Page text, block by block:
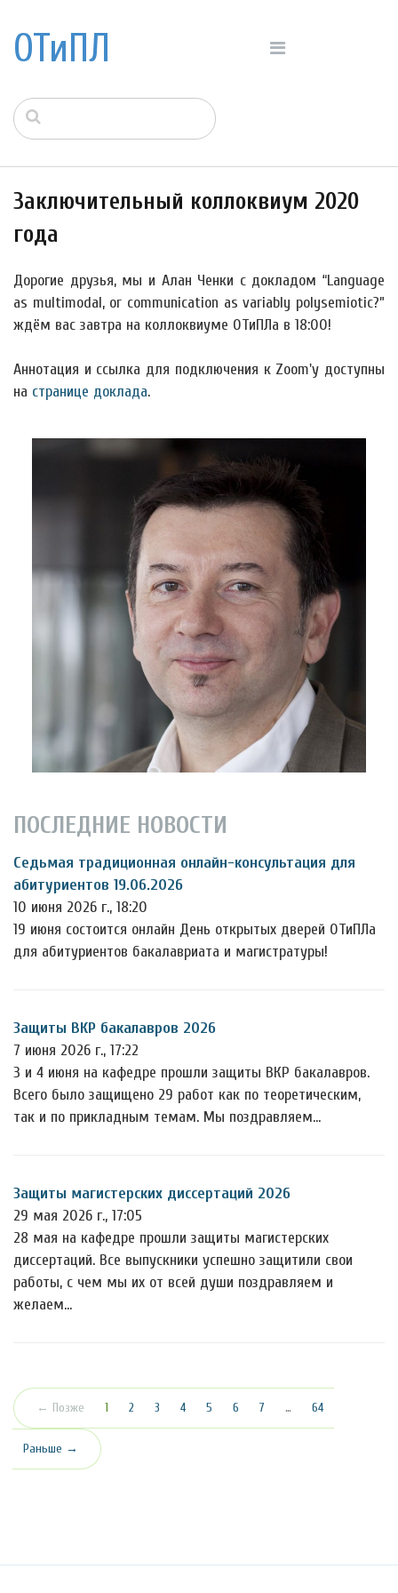
ОТиПЛ
Заключительный коллоквиум 2020
года
Дорогие друзья, мы и Алан Ченки с докладом “Language
as multimodal, or communication as variably polysemiotic?”
ждём вас завтра на коллоквиуме ОТиПЛа в 18:00!
Аннотация и ссылка для подключения к Zoom'у доступны
на странице доклада.
ПОСЛЕДНИЕ НОВОСТИ
Седьмая традиционная онлайн-консультация для
абитуриентов 19.06.2026
10 июня 2026 г., 18:20
19 июня состоится онлайн День открытых дверей ОТиПЛа
для абитуриентов бакалавриата и магистратуры!
Защиты ВКР бакалавров 2026
7 июня 2026 г., 17:22
3 и 4 июня на кафедре прошли защиты ВКР бакалавров.
Всего было защищено 29 работ как по теоретическим,
так и по прикладным темам. Мы поздравляем…
Защиты магистерских диссертаций 2026
29 мая 2026 г., 17:05
28 мая на кафедре прошли защиты магистерских
диссертаций. Все выпускники успешно защитили свои
работы, с чем мы их от всей души поздравляем и
желаем…
← Позже 1 (текущая)
2 3 4 5 6 7 … 64
Раньше →